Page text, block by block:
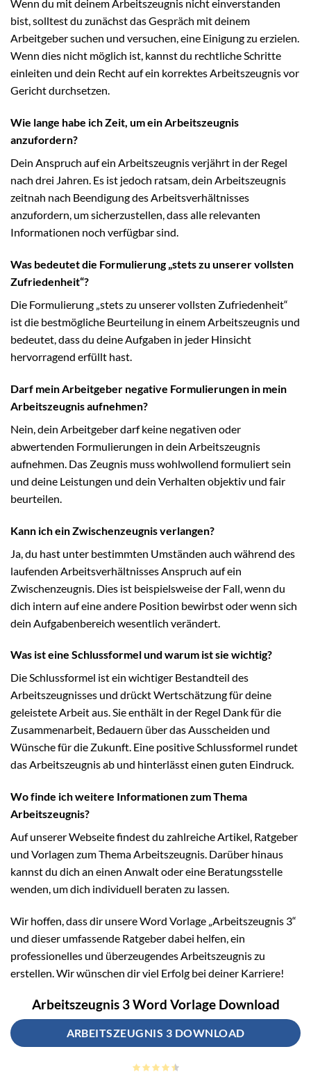
Wenn du mit deinem Arbeitszeugnis nicht einverstanden
bist, solltest du zunächst das Gespräch mit deinem
Arbeitgeber suchen und versuchen, eine Einigung zu erzielen.
Wenn dies nicht möglich ist, kannst du rechtliche Schritte
einleiten und dein Recht auf ein korrektes Arbeitszeugnis vor
Gericht durchsetzen.
Wie lange habe ich Zeit, um ein Arbeitszeugnis
anzufordern?
Dein Anspruch auf ein Arbeitszeugnis verjährt in der Regel
nach drei Jahren. Es ist jedoch ratsam, dein Arbeitszeugnis
zeitnah nach Beendigung des Arbeitsverhältnisses
anzufordern, um sicherzustellen, dass alle relevanten
Informationen noch verfügbar sind.
Was bedeutet die Formulierung „stets zu unserer vollsten
Zufriedenheit“?
Die Formulierung „stets zu unserer vollsten Zufriedenheit“
ist die bestmögliche Beurteilung in einem Arbeitszeugnis und
bedeutet, dass du deine Aufgaben in jeder Hinsicht
hervorragend erfüllt hast.
Darf mein Arbeitgeber negative Formulierungen in mein
Arbeitszeugnis aufnehmen?
Nein, dein Arbeitgeber darf keine negativen oder
abwertenden Formulierungen in dein Arbeitszeugnis
aufnehmen. Das Zeugnis muss wohlwollend formuliert sein
und deine Leistungen und dein Verhalten objektiv und fair
beurteilen.
Kann ich ein Zwischenzeugnis verlangen?
Ja, du hast unter bestimmten Umständen auch während des
laufenden Arbeitsverhältnisses Anspruch auf ein
Zwischenzeugnis. Dies ist beispielsweise der Fall, wenn du
dich intern auf eine andere Position bewirbst oder wenn sich
dein Aufgabenbereich wesentlich verändert.
Was ist eine Schlussformel und warum ist sie wichtig?
Die Schlussformel ist ein wichtiger Bestandteil des
Arbeitszeugnisses und drückt Wertschätzung für deine
geleistete Arbeit aus. Sie enthält in der Regel Dank für die
Zusammenarbeit, Bedauern über das Ausscheiden und
Wünsche für die Zukunft. Eine positive Schlussformel rundet
das Arbeitszeugnis ab und hinterlässt einen guten Eindruck.
Wo finde ich weitere Informationen zum Thema
Arbeitszeugnis?
Auf unserer Webseite findest du zahlreiche Artikel, Ratgeber
und Vorlagen zum Thema Arbeitszeugnis. Darüber hinaus
kannst du dich an einen Anwalt oder eine Beratungsstelle
wenden, um dich individuell beraten zu lassen.
Wir hoffen, dass dir unsere Word Vorlage „Arbeitszeugnis 3“
und dieser umfassende Ratgeber dabei helfen, ein
professionelles und überzeugendes Arbeitszeugnis zu
erstellen. Wir wünschen dir viel Erfolg bei deiner Karriere!
Arbeitszeugnis 3 Word Vorlage Download
ARBEITSZEUGNIS 3 DOWNLOAD